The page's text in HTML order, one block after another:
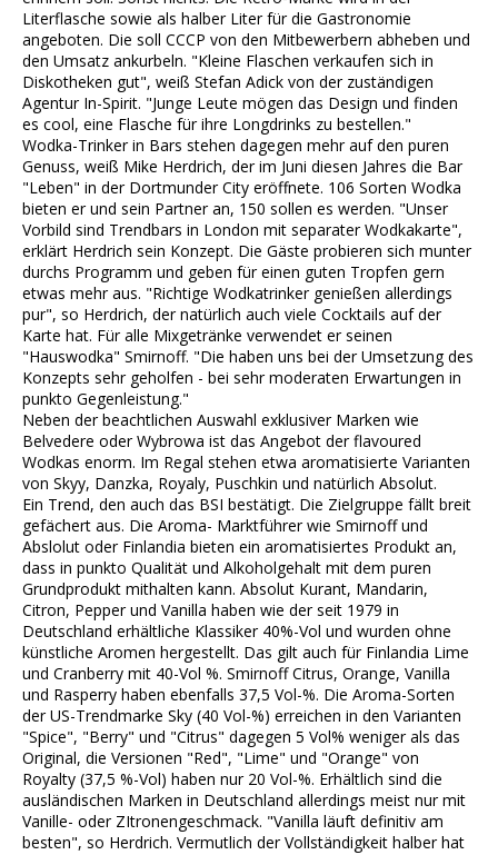
Literflasche sowie als halber Liter für die Gastronomie
angeboten. Die soll CCCP von den Mitbewerbern abheben und
den Umsatz ankurbeln. "Kleine Flaschen verkaufen sich in
Diskotheken gut", weiß Stefan Adick von der zuständigen
Agentur In-Spirit. "Junge Leute mögen das Design und finden
es cool, eine Flasche für ihre Longdrinks zu bestellen."
Wodka-Trinker in Bars stehen dagegen mehr auf den puren
Genuss, weiß Mike Herdrich, der im Juni diesen Jahres die Bar
"Leben" in der Dortmunder City eröffnete. 106 Sorten Wodka
bieten er und sein Partner an, 150 sollen es werden. "Unser
Vorbild sind Trendbars in London mit separater Wodkakarte",
erklärt Herdrich sein Konzept. Die Gäste probieren sich munter
durchs Programm und geben für einen guten Tropfen gern
etwas mehr aus. "Richtige Wodkatrinker genießen allerdings
pur", so Herdrich, der natürlich auch viele Cocktails auf der
Karte hat. Für alle Mixgetränke verwendet er seinen
"Hauswodka" Smirnoff. "Die haben uns bei der Umsetzung des
Konzepts sehr geholfen - bei sehr moderaten Erwartungen in
punkto Gegenleistung."
Neben der beachtlichen Auswahl exklusiver Marken wie
Belvedere oder Wybrowa ist das Angebot der flavoured
Wodkas enorm. Im Regal stehen etwa aromatisierte Varianten
von Skyy, Danzka, Royaly, Puschkin und natürlich Absolut.
Ein Trend, den auch das BSI bestätigt. Die Zielgruppe fällt breit
gefächert aus. Die Aroma- Marktführer wie Smirnoff und
Abslolut oder Finlandia bieten ein aromatisiertes Produkt an,
dass in punkto Qualität und Alkoholgehalt mit dem puren
Grundprodukt mithalten kann. Absolut Kurant, Mandarin,
Citron, Pepper und Vanilla haben wie der seit 1979 in
Deutschland erhältliche Klassiker 40%-Vol und wurden ohne
künstliche Aromen hergestellt. Das gilt auch für Finlandia Lime
und Cranberry mit 40-Vol %. Smirnoff Citrus, Orange, Vanilla
und Rasperry haben ebenfalls 37,5 Vol-%. Die Aroma-Sorten
der US-Trendmarke Sky (40 Vol-%) erreichen in den Varianten
"Spice", "Berry" und "Citrus" dagegen 5 Vol% weniger als das
Original, die Versionen "Red", "Lime" und "Orange" von
Royalty (37,5 %-Vol) haben nur 20 Vol-%. Erhältlich sind die
ausländischen Marken in Deutschland allerdings meist nur mit
Vanille- oder ZItronengeschmack. "Vanilla läuft definitiv am
besten", so Herdrich. Vermutlich der Vollständigkeit halber hat